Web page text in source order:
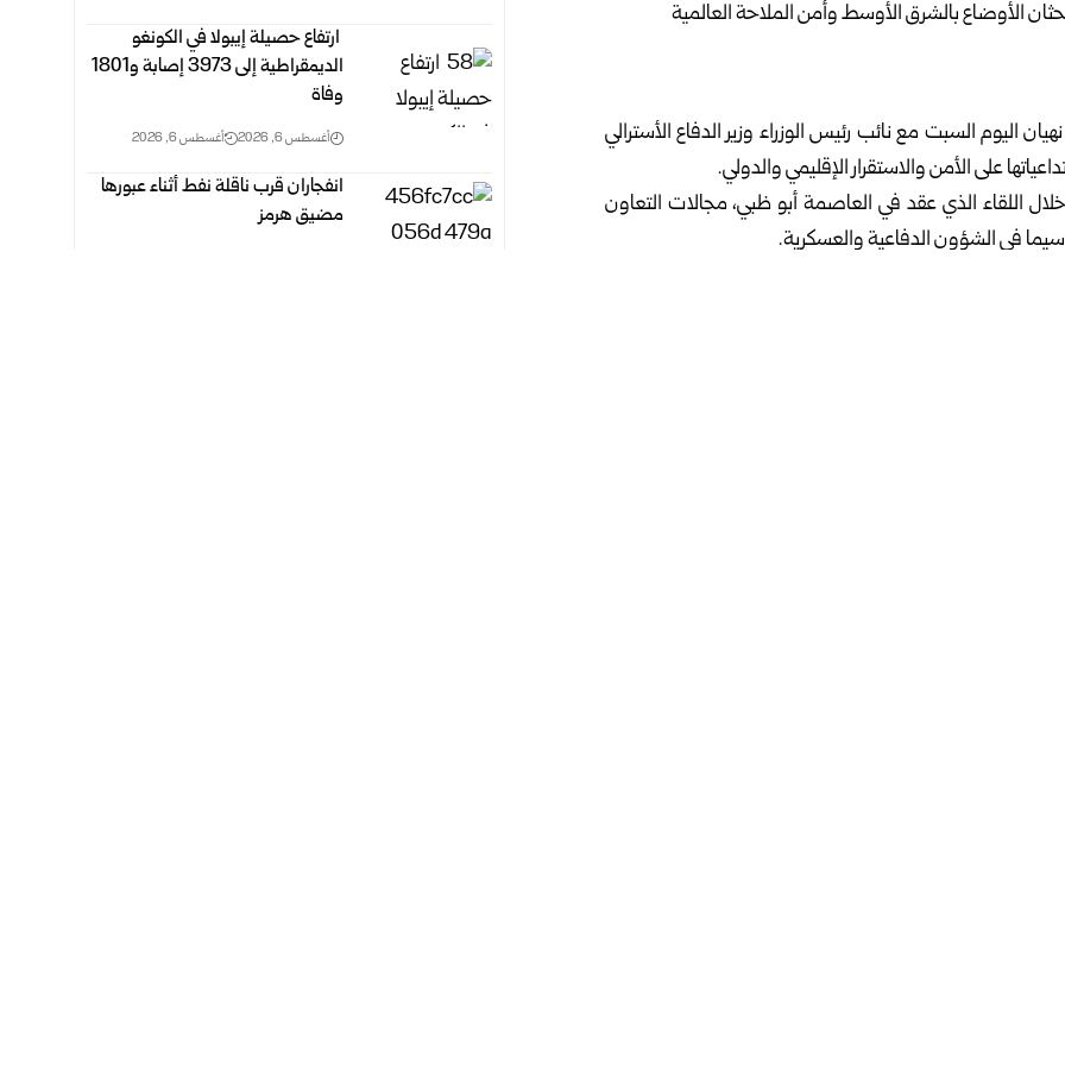
اليوم السبت مع نائب رئيس الوزراء وزير الدفاع الأسترالي
على الأمن والاستقرار الإقليمي والدولي.
خلال اللقاء الذي عقد في العاصمة أبو ظبي، مجالات التعاون
في الشؤون الدفاعية والعسكرية.
‏ ارتفاع حصيلة إيبولا في الكونغو
الديمقراطية إلى 3973 إصابة و1801
وفاة
أغسطس 6, 2026 أغسطس 6, 2026
انفجاران قرب ناقلة نفط أثناء عبورها
مضيق هرمز